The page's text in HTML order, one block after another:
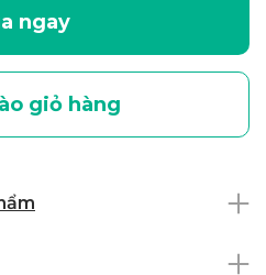
ngay
giỏ hàng